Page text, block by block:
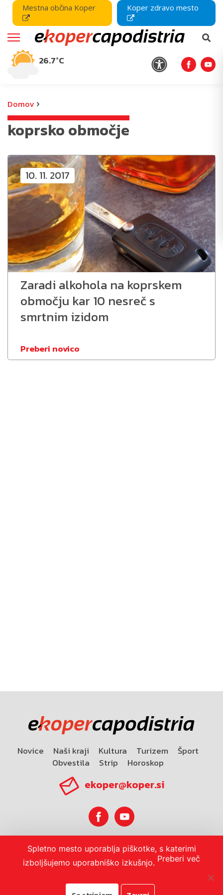
Mestna občina Koper Koper zdravo mesto
26.7°C
Domov ›
koprsko območje
10. 11. 2017
Zaradi alkohola na koprskem
območju kar 10 nesreč s
smrtnim izidom
Preberi novico
Novice Naši kraji Kultura Turizem
Šport
Obvestila
Strip Horoskop
ekoper@koper.si
Horoskop
Spletno mesto uporablja piškotke, s katerimi
izboljšujemo uporabniško izkušnjo. Preberi več